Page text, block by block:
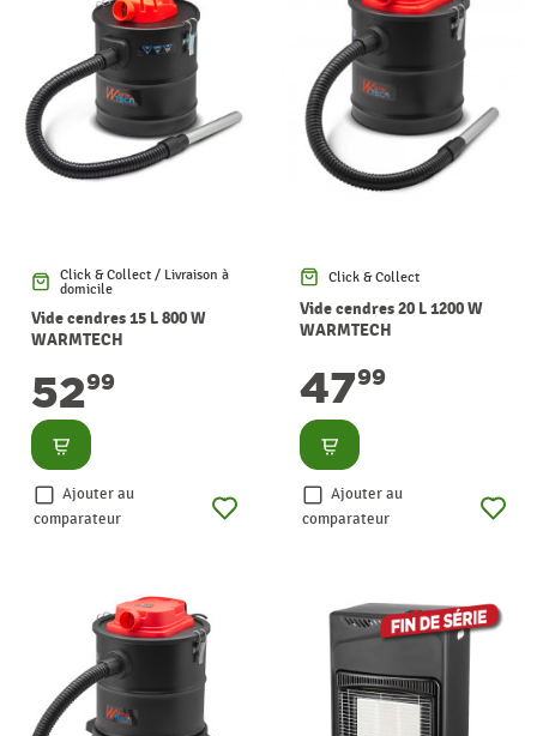
Click & Collect / Livraison à
domicile
Vide cendres 15 L 800 W
WARMTECH
5299
Consulter
Ajouter au
comparateur
Click & Collect
Vide cendres 20 L 1200 W
WARMTECH
4799
Consulter
Ajouter au
comparateur